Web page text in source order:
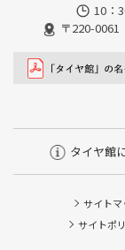
10：
〒220-
タイヤ館
サイトマ
サイトポ